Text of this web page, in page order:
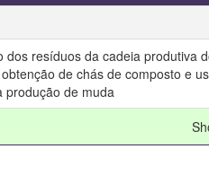
dos resíduos da cadeia produtiva
de chás de composto e
produção de muda